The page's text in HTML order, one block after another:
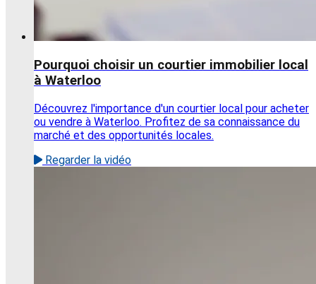
Pourquoi choisir un courtier immobilier local
à Waterloo
Découvrez l'importance d'un courtier local pour acheter
ou vendre à Waterloo. Profitez de sa connaissance du
marché et des opportunités locales.
Regarder la vidéo